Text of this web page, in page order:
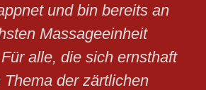
und bin bereits an
Massageeinheit
alle, die sich ernsthaft
Thema der zärtlichen